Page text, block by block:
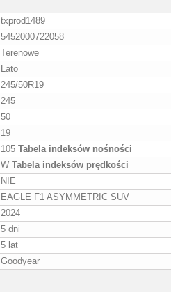
txprod1489
5452000722058
Terenowe
Lato
245/50R19
245
50
19
105 Tabela indeksów nośności
W Tabela indeksów prędkości
NIE
EAGLE F1 ASYMMETRIC SUV
2024
5 dni
5 lat
Goodyear